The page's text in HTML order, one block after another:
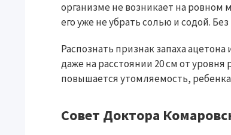
организме не возникает на ровном
его уже не убрать солью и содой.
Распознать признак запаха
даже на расстоянии 20 см от
повышается утомляемость,
Совет Доктора